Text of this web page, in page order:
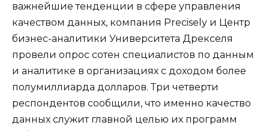
важнейшие тенденции в сфере управления
качеством данных, компания Precisely и Центр
бизнес-аналитики Университета Дрекселя
провели опрос сотен специалистов по данным
и аналитике в организациях с доходом более
полумиллиарда долларов. Три четверти
респондентов сообщили, что именно качество
данных служит главной целью их программ